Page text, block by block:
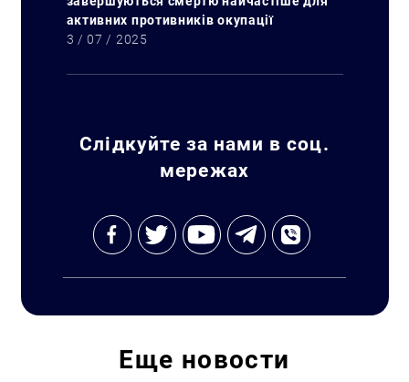
активних противників окупації
3 / 07 / 2025
Слідкуйте за нами в соц.
мережах
Еще новости